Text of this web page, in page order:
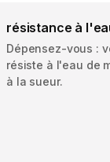
résistance à
Dépensez-vous :
résiste à l'eau de
à la sueur.